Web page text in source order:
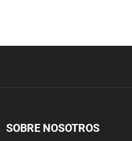
SOBRE NOSOTROS